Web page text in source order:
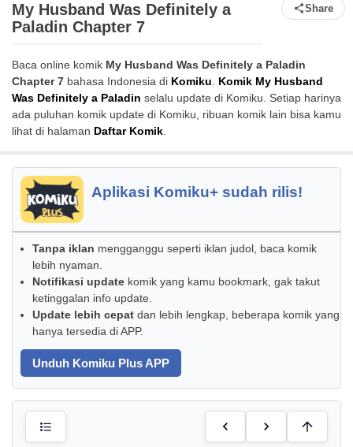
My Husband Was Definitely a
Paladin Chapter 7
Share
Baca online komik My Husband Was Definitely a Paladin
Chapter 7 bahasa Indonesia di Komiku. Komik My Husband
Was Definitely a Paladin selalu update di Komiku. Setiap harinya
ada puluhan komik update di Komiku, ribuan komik lain bisa kamu
lihat di halaman Daftar Komik.
Aplikasi Komiku+ sudah rilis!
Tanpa iklan mengganggu seperti iklan judol, baca komik
lebih nyaman.
Notifikasi update komik yang kamu bookmark, gak takut
ketinggalan info update.
Update lebih cepat dan lebih lengkap, beberapa komik yang
hanya tersedia di APP.
Unduh Komiku Plus APP